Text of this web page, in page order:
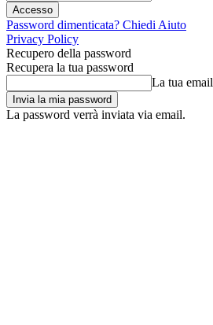
Password dimenticata? Chiedi Aiuto
Privacy Policy
Recupero della password
Recupera la tua password
La tua email
La password verrà inviata via email.